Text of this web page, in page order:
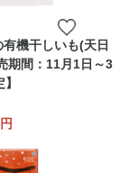
機干しいも(天日
期間：11月1日～3